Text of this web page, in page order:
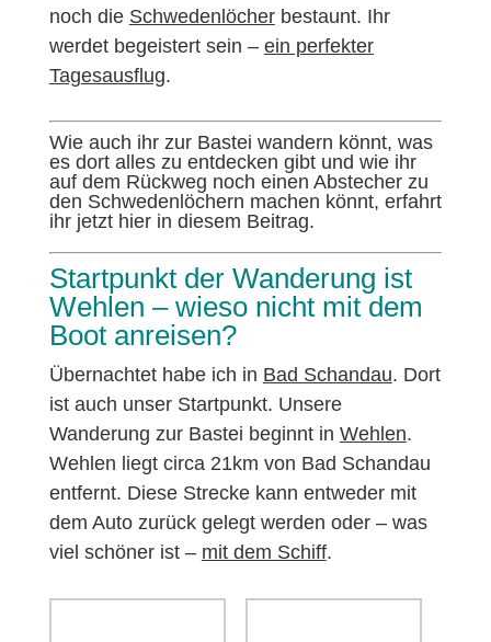
noch die Schwedenlöcherbestaunt. Ihr
werdet begeistert sein – ein perfekter
Tagesausflug.
Wie auch ihr zur Bastei wandern könnt, was
es dort alles zu entdecken gibt und wie ihr
auf dem Rückweg noch einen Abstecher zu
den Schwedenlöchern machen könnt, erfahrt
ihr jetzt hier in diesem Beitrag.
Startpunkt der Wanderung ist
Wehlen – wieso nicht mit dem
Boot anreisen?
Übernachtet habe ich in Bad Schandau. Dort
ist auch unser Startpunkt. Unsere
Wanderung zur Bastei beginnt in Wehlen.
Wehlen liegt circa 21km von Bad Schandau
entfernt. Diese Strecke kann entweder mit
dem Auto zurück gelegt werden oder – was
viel schöner ist – mit dem Schiff.